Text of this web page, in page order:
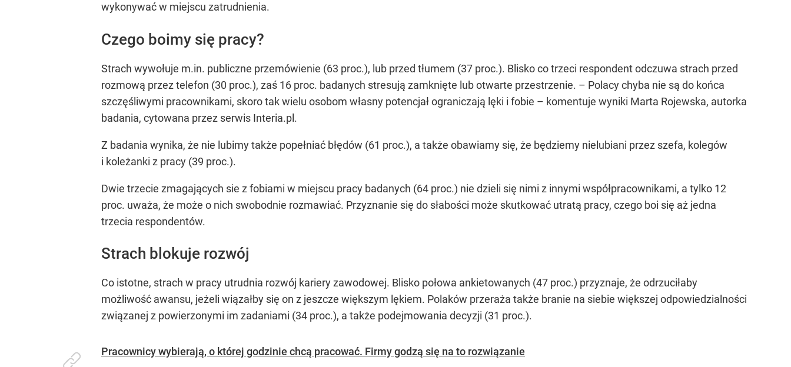
wykonywać w miejscu zatrudnienia.
Czego boimy się pracy?
Strach wywołuje m.in. publiczne przemówienie (63 proc.), lub przed tłumem (37 proc.). Blisko co trzeci respondent odczuwa strach przed
rozmową przez telefon (30 proc.), zaś 16 proc. badanych stresują zamknięte lub otwarte przestrzenie. – Polacy chyba nie są do końca
szczęśliwymi pracownikami, skoro tak wielu osobom własny potencjał ograniczają lęki i fobie – komentuje wyniki Marta Rojewska, autorka
badania, cytowana przez serwis Interia.pl.
Z badania wynika, że nie lubimy także popełniać błędów (61 proc.), a także obawiamy się, że będziemy nielubiani przez szefa, kolegów
i koleżanki z pracy (39 proc.).
Dwie trzecie zmagających sie z fobiami w miejscu pracy badanych (64 proc.) nie dzieli się nimi z innymi współpracownikami, a tylko 12
proc. uważa, że może o nich swobodnie rozmawiać. Przyznanie się do słabości może skutkować utratą pracy, czego boi się aż jedna
trzecia respondentów.
Strach blokuje rozwój
Co istotne, strach w pracy utrudnia rozwój kariery zawodowej. Blisko połowa ankietowanych (47 proc.) przyznaje, że odrzuciłaby
możliwość awansu, jeżeli wiązałby się on z jeszcze większym lękiem. Polaków przeraża także branie na siebie większej odpowiedzialności
związanej z powierzonymi im zadaniami (34 proc.), a także podejmowania decyzji (31 proc.).
Pracownicy wybierają, o której godzinie chcą pracować. Firmy godzą się na to rozwiązanie